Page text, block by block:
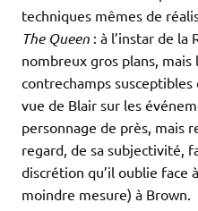
techniques mêmes de
The Queen : à l’instar de la
nombreux gros plans, mais
contrechamps
vue de Blair sur les
personnage de près, mais
regard, de sa subjectivité,
discrétion qu’il oublie face
moindre mesure) à Brown.